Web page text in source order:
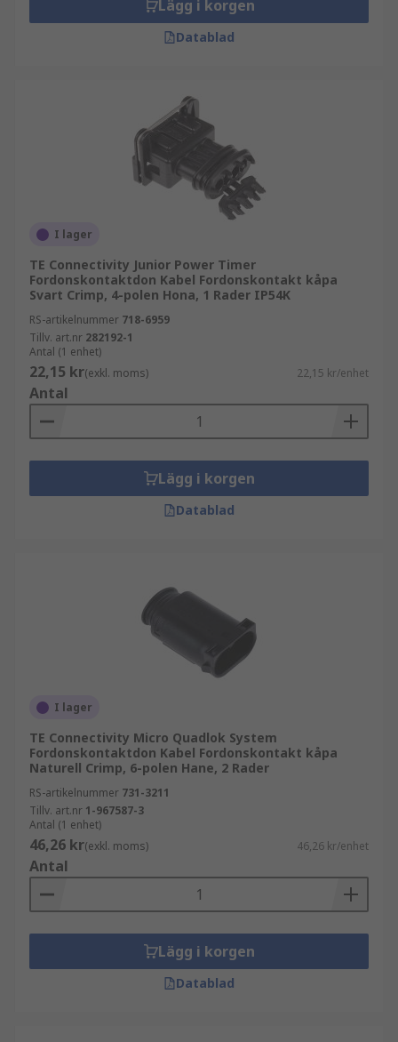
Lägg i korgen
Datablad
I lager
TE Connectivity Junior Power Timer
Fordonskontaktdon Kabel Fordonskontakt kåpa
Svart Crimp, 4-polen Hona, 1 Rader IP54K
RS-artikelnummer 718-6959
Tillv. art.nr 282192-1
Antal (1 enhet)
22,15 kr(exkl. moms) 22,15 kr/enhet
Antal
Lägg i korgen
Datablad
I lager
TE Connectivity Micro Quadlok System
Fordonskontaktdon Kabel Fordonskontakt kåpa
Naturell Crimp, 6-polen Hane, 2 Rader
RS-artikelnummer 731-3211
Tillv. art.nr 1-967587-3
Antal (1 enhet)
46,26 kr(exkl. moms) 46,26 kr/enhet
Antal
Lägg i korgen
Datablad